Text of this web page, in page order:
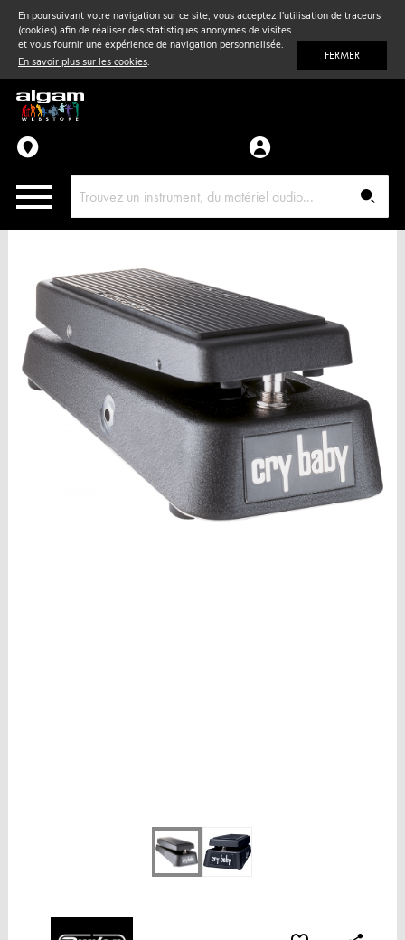
En poursuivant votre navigation sur ce site, vous acceptez l'utilisation de traceurs
(cookies) afin de réaliser des statistiques anonymes de visites
et vous fournir une expérience de navigation personnalisée.
En savoir plus sur les cookies. FERMER
Vent& Violon
Accessoires
Pièces détachées